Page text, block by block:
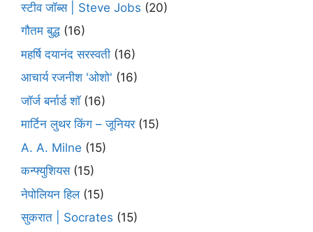
स्टीव जॉब्स | Steve Jobs (20)
गौतम बुद्ध (16)
महर्षि दयानंद सरस्वती (16)
आचार्य रजनीश 'ओशो' (16)
जॉर्ज बर्नार्ड शॉ(16)
मार्टिन लुथर किंग – जूनियर(15)
A. A. Milne (15)
कन्फ्युशियस(15)
नेपोलियन हिल(15)
सुकरात | Socrates (15)